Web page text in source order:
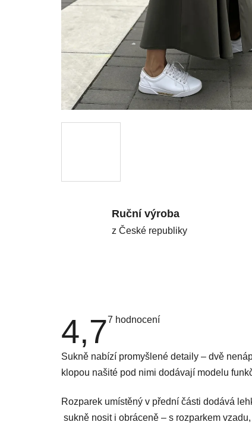
Ruční výroba
z České republiky
4,7Průměrné
4,7
z
5
7 hodnocení
Sukně nabízí promyšlené detaily – dvě
klopou našité pod nimi dodávají modelu
Rozparek umístěný v přední části dodává
sukně nosit i obráceně – s rozparkem